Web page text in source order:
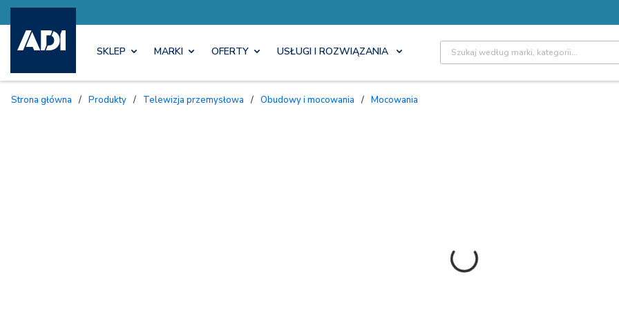
SKLEP MARKI OFERTY USŁUGI I ROZWIĄZANIA Site Search
Strona główna / Produkty / Telewizja przemysłowa / Obudowy i mocowania / Mocowania